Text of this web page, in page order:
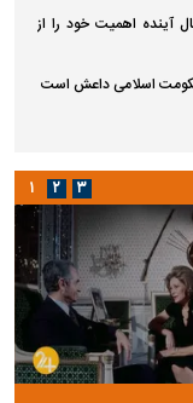
آینده اهمیت خود را از
اسلامی داعش است
۱ ۲ ۳